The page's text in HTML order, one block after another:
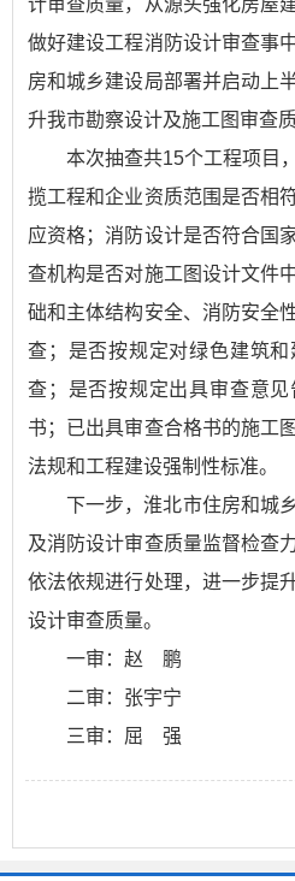
计审查质量，从源头强化房屋
做好建设工程消防设计审查事
房和城乡建设局部署并启动上
升我市勘察设计及施工图审查质
本次抽查共15个工程项目
揽工程和企业资质范围是否相
应资格；消防设计是否符合国
查机构是否对施工图设计文件
础和主体结构安全、消防安全
查；是否按规定对绿色建筑
查；是否按规定出具审查意
书；已出具审查合格书的施工
法规和工程建设强制性标准。
下一步，淮北市住房和城
及消防设计审查质量监督检查
依法依规进行处理，进一步提
设计审查质量。
一审：赵 鹏
二审：张宇宁
三审：屈 强